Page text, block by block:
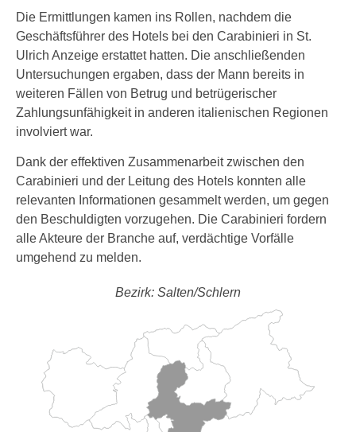
Die Ermittlungen kamen ins Rollen, nachdem die
Geschäftsführer des Hotels bei den Carabinieri in St.
Ulrich Anzeige erstattet hatten. Die anschließenden
Untersuchungen ergaben, dass der Mann bereits in
weiteren Fällen von Betrug und betrügerischer
Zahlungsunfähigkeit in anderen italienischen Regionen
involviert war.
Dank der effektiven Zusammenarbeit zwischen den
Carabinieri und der Leitung des Hotels konnten alle
relevanten Informationen gesammelt werden, um gegen
den Beschuldigten vorzugehen. Die Carabinieri fordern
alle Akteure der Branche auf, verdächtige Vorfälle
umgehend zu melden.
Bezirk: Salten/Schlern